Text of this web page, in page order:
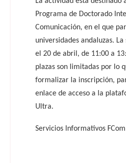
Programa de Doctorado
Comunicación, en el que
universidades andaluzas.
el 20 de abril, de 11:00 a
plazas son limitadas por lo
formalizar la inscripción,
enlace de acceso a la
Ultra.
Servicios Informativos FCom